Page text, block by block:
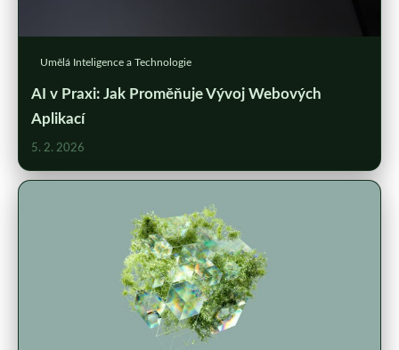
Umělá Inteligence a Technologie
AI v Praxi: Jak Proměňuje Vývoj Webových
Aplikací
5. 2. 2026